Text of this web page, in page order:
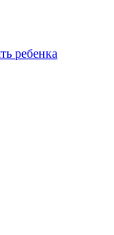
ребенка